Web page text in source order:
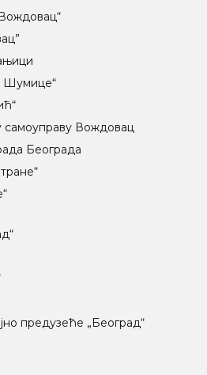
Шумице“
самоуправу Вождовац
Београда
предузеће „Београд“